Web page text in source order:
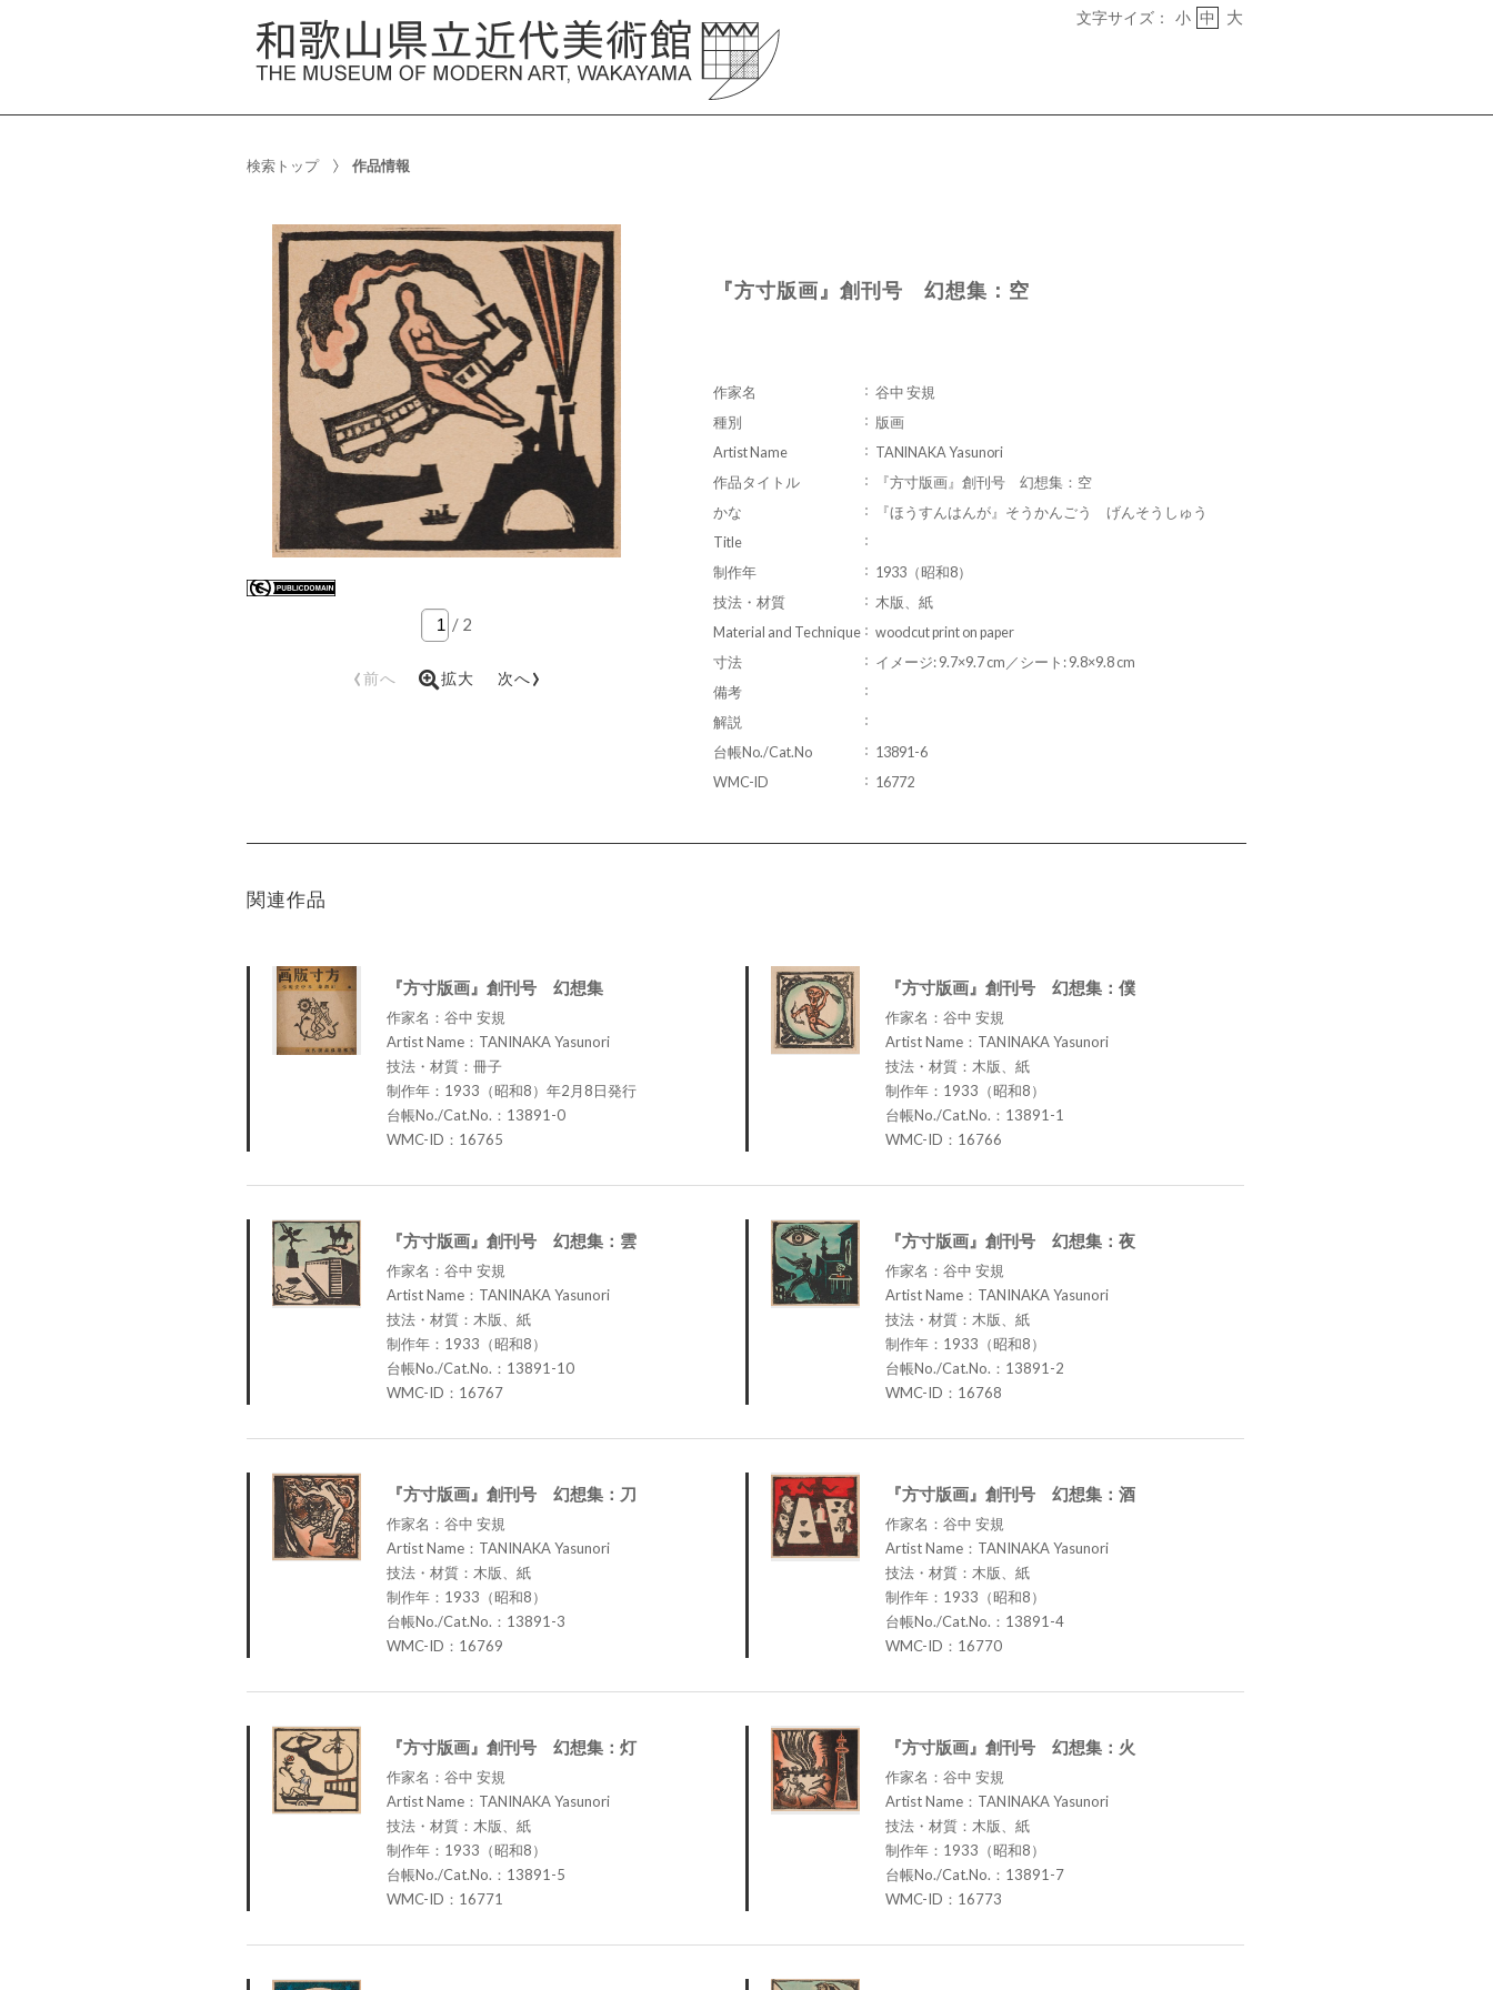
文字サイズ： 小 中 大
検索トップ 作品情報
/ 2
‹前へ 拡大 次へ›
『方寸版画』創刊号 幻想集：空
作家名
谷中 安規
種別
版画
Artist Name
TANINAKA Yasunori
作品タイトル
『方寸版画』創刊号 幻想集：空
かな
『ほうすんはんが』そうかんごう げんそうしゅう
Title
制作年
1933（昭和8）
技法・材質
木版、紙
Material and Technique
woodcut print on paper
寸法
イメージ: 9.7×9.7 cm／シート: 9.8×9.8 cm
備考
解説
台帳No./Cat.No
13891-6
WMC-ID
16772
関連作品
『方寸版画』創刊号 幻想集
作家名：谷中 安規
Artist Name：TANINAKA Yasunori
技法・材質：冊子
制作年：1933（昭和8）年2月8日発行
台帳No./Cat.No.：13891-0
WMC-ID：16765
『方寸版画』創刊号 幻想集：僕
作家名：谷中 安規
Artist Name：TANINAKA Yasunori
技法・材質：木版、紙
制作年：1933（昭和8）
台帳No./Cat.No.：13891-1
WMC-ID：16766
『方寸版画』創刊号 幻想集：雲
作家名：谷中 安規
Artist Name：TANINAKA Yasunori
技法・材質：木版、紙
制作年：1933（昭和8）
台帳No./Cat.No.：13891-10
WMC-ID：16767
『方寸版画』創刊号 幻想集：夜
作家名：谷中 安規
Artist Name：TANINAKA Yasunori
技法・材質：木版、紙
制作年：1933（昭和8）
台帳No./Cat.No.：13891-2
WMC-ID：16768
『方寸版画』創刊号 幻想集：刀
作家名：谷中 安規
Artist Name：TANINAKA Yasunori
技法・材質：木版、紙
制作年：1933（昭和8）
台帳No./Cat.No.：13891-3
WMC-ID：16769
『方寸版画』創刊号 幻想集：酒
作家名：谷中 安規
Artist Name：TANINAKA Yasunori
技法・材質：木版、紙
制作年：1933（昭和8）
台帳No./Cat.No.：13891-4
WMC-ID：16770
『方寸版画』創刊号 幻想集：灯
作家名：谷中 安規
Artist Name：TANINAKA Yasunori
技法・材質：木版、紙
制作年：1933（昭和8）
台帳No./Cat.No.：13891-5
WMC-ID：16771
『方寸版画』創刊号 幻想集：火
作家名：谷中 安規
Artist Name：TANINAKA Yasunori
技法・材質：木版、紙
制作年：1933（昭和8）
台帳No./Cat.No.：13891-7
WMC-ID：16773